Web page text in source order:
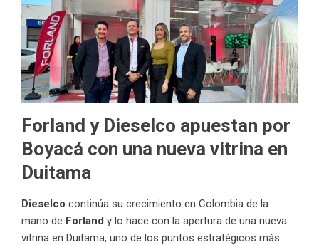
Forland y Dieselco apuestan por
Boyacá con una nueva vitrina en
Duitama
Dieselco continúa su crecimiento en Colombia de la
mano de Forland y lo hace con la apertura de una nueva
vitrina en Duitama, uno de los puntos estratégicos más